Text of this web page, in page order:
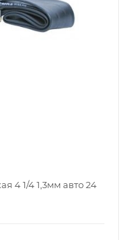
4 1/4 1,3мм авто 24